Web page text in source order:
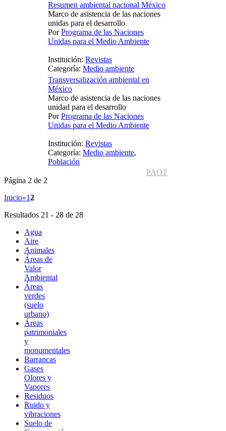
Resumen ambiental nacional México
Marco de asistencia de las naciones
unidas para el desarrollo
PorPrograma de las Naciones
Unidas para el Medio Ambiente
Institución: Revistas
Categoría: Medio ambiente
Transversalización ambiental en
México
Marco de asistencia de las naciones
unidad para el desarrollo
PorPrograma de las Naciones
Unidas para el Medio Ambiente
Institución: Revistas
Categoría: Medio ambiente,
Población
PAOT
Página 2 de 2
Inicio«12
Resultados 21 - 28 de 28
Agua
Aire
Animales
Áreas de
Valor
Ambiental
Áreas
verdes
(suelo
urbano)
Áreas
patrimoniales
y
monumentales
Barrancas
Gases
Olores y
Vapores
Residuos
Ruido y
vibraciones
Suelo de